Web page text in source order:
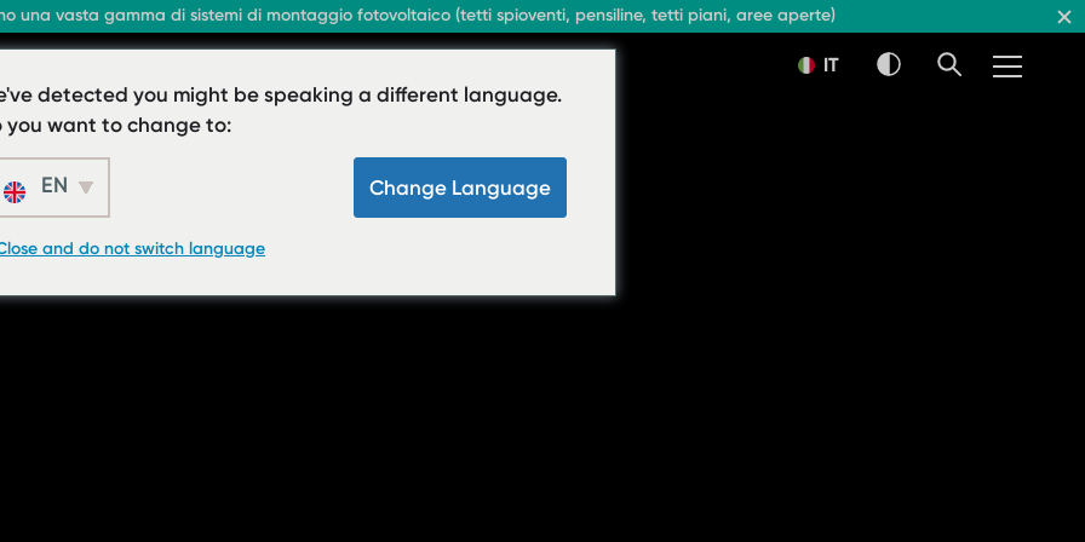
una vasta gamma di sistemi di montaggio fotovoltaico (tetti spioventi, pensiline, tetti piani, aree aperte)
IT
detected you might be speaking a different language.
you want to change to:
EN Change Language
and do not switch language